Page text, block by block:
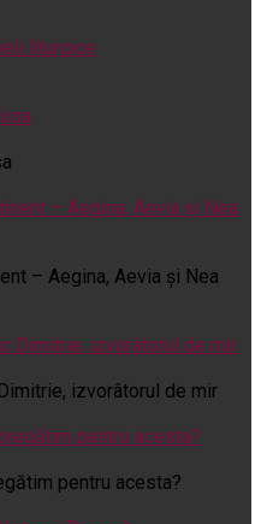
liturgice
– Aegina, Aevia și Nea
izvorâtorul de mir
pentru acesta?